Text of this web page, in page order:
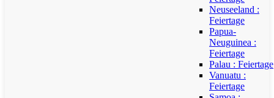
Neuseeland :
Feiertage
Papua-
Neuguinea :
Feiertage
Palau : Feiertage
Vanuatu :
Feiertage